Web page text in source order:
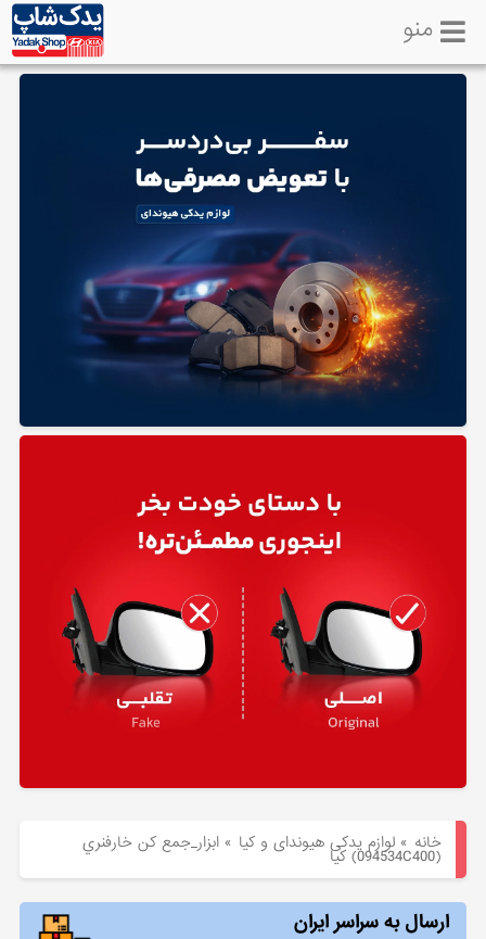
لوازم
منو
خانه »لوازم یدکی هیوندای و کیا »ابزار_جمع كن خارفنري
(094534C400) کیا
ارسال به سراسر ایران